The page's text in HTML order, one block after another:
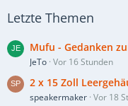
Letzte Themen
Mufu - Gedanken
JeTo Vor 16 Stunden
2 x 15 Zoll
speakermaker Vor 18